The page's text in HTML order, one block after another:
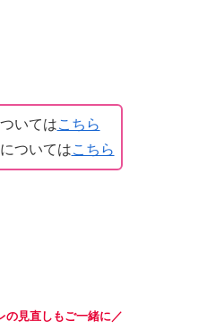
いてはこちら
ついてはこちら
の見直しもご一緒に／